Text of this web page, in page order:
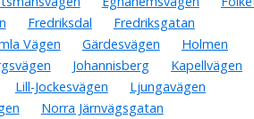
Fredriksdal
Fredriksgatan
Vägen Gärdesvägen
Holmen
Johannisberg
Kapellvägen
Lill-Jockesvägen
Ljungavägen
Norra Järnvägsgatan